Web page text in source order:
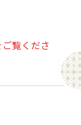
覧くださ